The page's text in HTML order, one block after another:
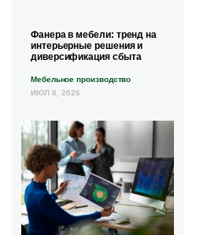
Фанера в мебели: тренд на
интерьерные решения и
диверсификация сбыта
Мебельное производство
ИЮЛ 8, 2026